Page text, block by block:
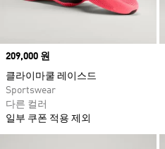
Price
209,000 원
클라이마쿨 레이스드
Sportswear
다른 컬러
일부 쿠폰 적용 제외